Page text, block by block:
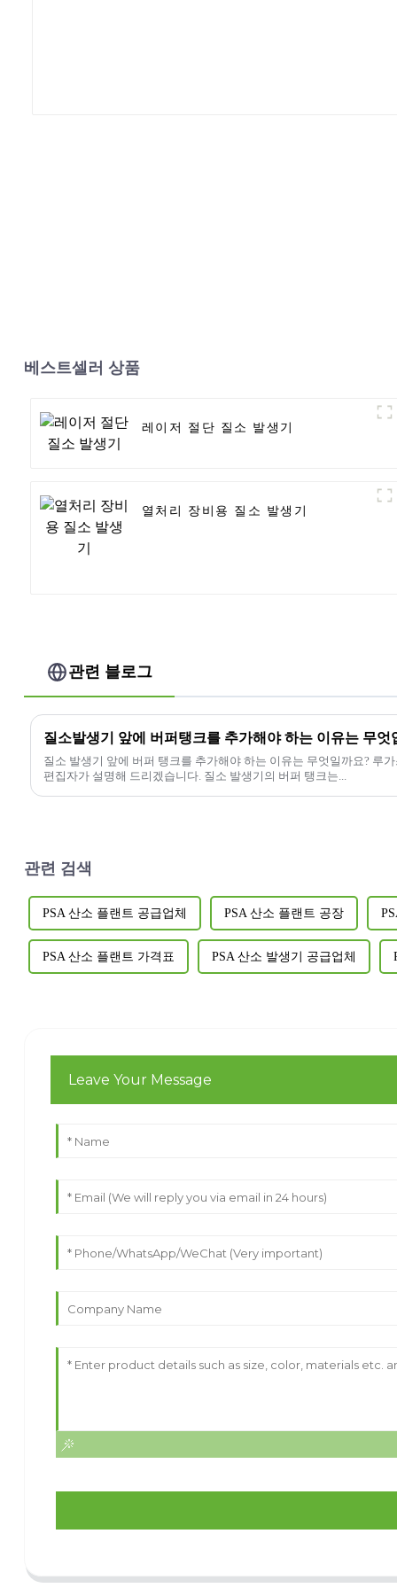
베스트셀러 상품
레이저 절단 질소 발생기
열처리 장비용 질소 발생기
관련 블로그
질소발생기 앞에 버퍼탱크를 추가해야 하는 이유는 무엇
질소 발생기 앞에 버퍼 탱크를 추가해야 하는 이유는 무엇일까요? 루
편집자가 설명해 드리겠습니다. 질소 발생기의 버퍼 탱크는...
관련 검색
PSA 산소 플랜트 공급업체 PSA 산소 플랜트 공장
PSA 산소 플랜트 가격표 PSA 산소 발생기 공급업체
Leave Your Message